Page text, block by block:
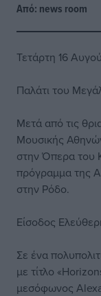
Από: news room
Τετάρτη 16
Παλάτι του
Μετά από τις
Μουσικής
στην Όπερα του
πρόγραμμα της
στην Ρόδο.
Είσοδος
Σε ένα
με τίτλο
μεσόφωνος